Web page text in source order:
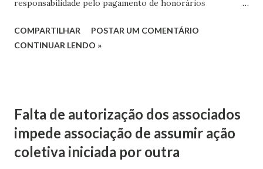
responsabilidade pelo pagamento de honorários
decisão foi tomada em julgamento de recurso especial
Distrito Federal (TJDF) julgou a ação procedente por
entender que o direito aos honorários do advogado deve
ser exercido em face de quem o contratou, uma vez que não
COMPARTILHAR
POSTAR UM COMENTÁRIO
CONTINUAR LENDO »
Falta de autorização dos associados
impede associação de assumir ação
coletiva iniciada por outra